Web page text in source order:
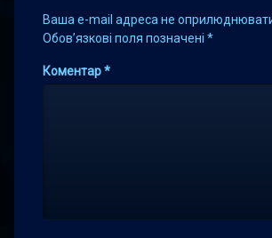
Ваша e-mail адреса не
Обов’язкові поля позначені *
Коментар*